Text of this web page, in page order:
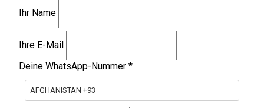
Ihr Name
Ihre E-Mail
Deine WhatsApp-Nummer *
AFGHANISTAN +93